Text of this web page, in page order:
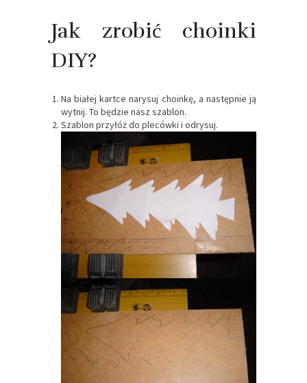
Jak zrobić choinki
DIY?
Na białej kartce narysuj choinkę, a następnie ją
wytnij. To będzie nasz szablon.
Szablon przyłóż do plecówki i odrysuj.